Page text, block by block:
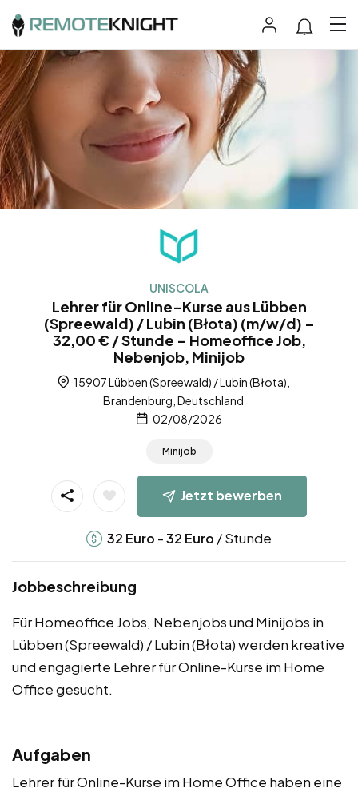
UNISCOLA
Lehrer für Online-Kurse aus Lübben
(Spreewald) / Lubin (Błota) (m/w/d) –
32,00 € / Stunde – Homeoffice Job,
Nebenjob, Minijob
15907 Lübben (Spreewald) / Lubin (Błota),
Brandenburg, Deutschland
02/08/2026
Minijob
Jetzt bewerben
32 Euro -32 Euro / Stunde
Jobbeschreibung
Für Homeoffice Jobs, Nebenjobs und Minijobs in
Lübben (Spreewald) / Lubin (Błota) werden kreative
und engagierte Lehrer für Online-Kurse im Home
Office gesucht.
Aufgaben
Lehrer für Online-Kurse im Home Office haben eine